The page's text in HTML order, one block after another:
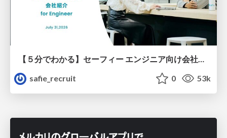
【５分でわかる】セーフィー エンジニア向け会社紹介
safie_recruit
0 53k